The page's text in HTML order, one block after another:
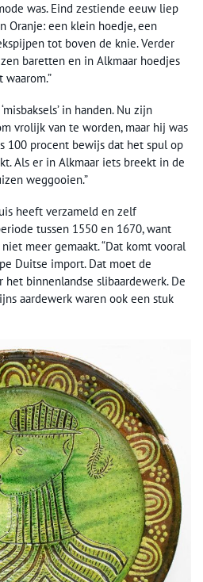
was. Eind zestiende eeuw liep
Oranje: een klein hoedje, een
tot boven de knie. Verder
baretten en in Alkmaar hoedjes
in handen. Nu zijn
vrolijk van te worden, maar hij was
100 procent bewijs dat het spul op
Als er in Alkmaar iets breekt in de
weggooien.”
heeft verzameld en zelf
tussen 1550 en 1670, want
meer gemaakt. “Dat komt vooral
Duitse import. Dat moet de
binnenlandse slibaardewerk. De
aardewerk waren ook een stuk